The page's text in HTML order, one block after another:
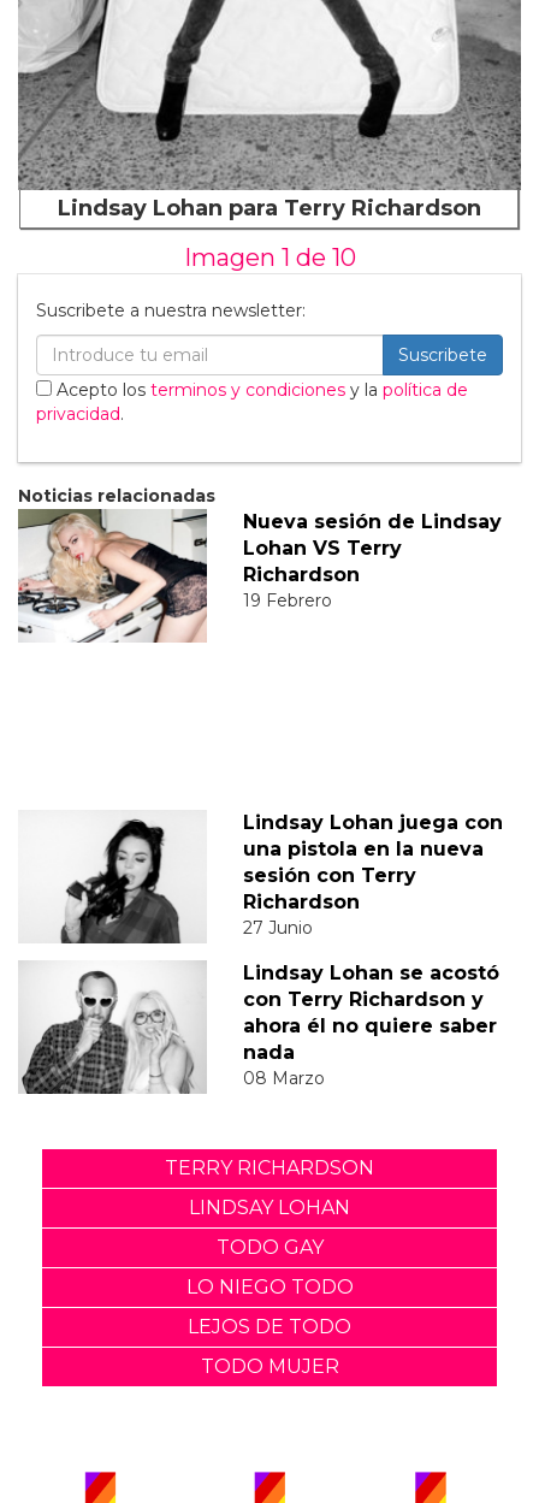
Lindsay Lohan para Terry Richardson
Imagen 1 de 10
Suscribete a nuestra newsletter:
Suscribete
Acepto los terminos y condiciones y la política de
privacidad.
Noticias relacionadas
Nueva sesión de Lindsay
Lohan VS Terry
Richardson
19 Febrero
Lindsay Lohan juega con
una pistola en la nueva
sesión con Terry
Richardson
27 Junio
Lindsay Lohan se acostó
con Terry Richardson y
ahora él no quiere saber
nada
08 Marzo
TERRY RICHARDSON
LINDSAY LOHAN
TODO GAY
LO NIEGO TODO
LEJOS DE TODO
TODO MUJER